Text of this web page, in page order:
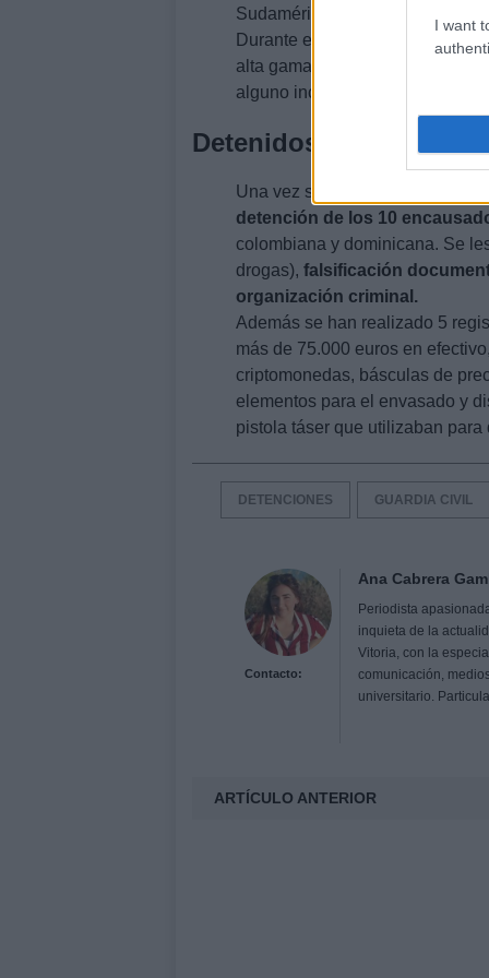
I want
Sudamérica, utilizando
Durante el operativo, los
alta gama, los cuales tenían
alguno incluso con códigos
Detenidos
Una vez se ubicó a los
detención de los 10
colombiana y dominicana. Se
drogas), falsificación
organización criminal.
Además se han realizado 5
más de 75.000 euros en
criptomonedas, básculas de
elementos para el envasado y
pistola táser que utilizaban para
DETENCIONES GUARDIA CIVIL
Contacto:
Ana Cabrera
Periodista
inquieta de la
Vitoria, con la
comunicación,
universitario.
ARTÍCULO ANTERIOR